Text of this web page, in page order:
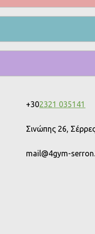
+302321 035141
Σινώπης 26,
mail@4gym-